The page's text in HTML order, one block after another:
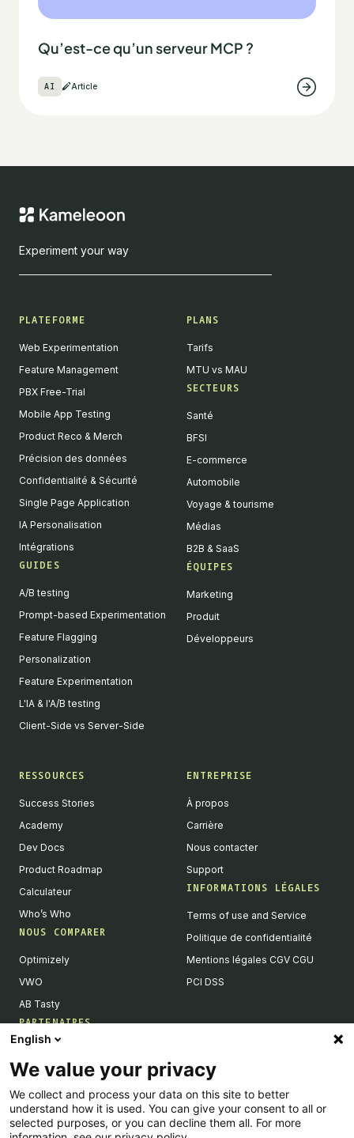
Qu’est-ce qu’un serveur MCP ?
AI Article
Experiment your way
PLATEFORME
Web Experimentation
Feature Management
PBX Free-Trial
Mobile App Testing
Product Reco & Merch
Précision des données
Confidentialité & Sécurité
Single Page Application
IA Personalisation
Intégrations
GUIDES
A/B testing
Prompt-based Experimentation
Feature Flagging
Personalization
Feature Experimentation
L'IA & l'A/B testing
Client-Side vs Server-Side
PLANS
Tarifs
MTU vs MAU
SECTEURS
Santé
BFSI
E-commerce
Automobile
Voyage & tourisme
Médias
B2B & SaaS
ÉQUIPES
Marketing
Produit
Développeurs
RESSOURCES
Success Stories
Academy
Dev Docs
Product Roadmap
Calculateur
Who’s Who
NOUS COMPARER
Optimizely
VWO
AB Tasty
PARTENAIRES
Devenir partenaires
Liste de nos intégrations
Agences Partenaires
ENTREPRISE
À propos
Carrière
Nous contacter
Support
INFORMATIONS LÉGALES
Terms of use and Service
Politique de confidentialité
Mentions légales CGV CGU
PCI DSS
English
We value your privacy
We collect and process your data on this site to better
understand how it is used. You can give your consent to all or
selected purposes, or you can decline them all. For more